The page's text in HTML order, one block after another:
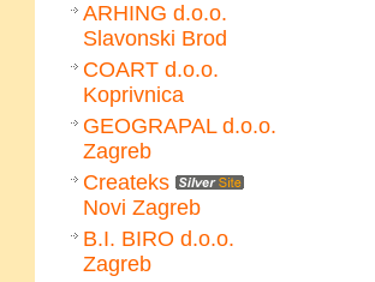
ARHING d.o.o.
Slavonski Brod
COART d.o.o.
Koprivnica
GEOGRAPAL d.o.o.
Zagreb
Createks
Novi Zagreb
B.I. BIRO d.o.o.
Zagreb